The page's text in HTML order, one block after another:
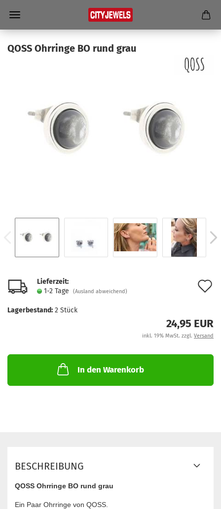
QOSS Ohr­rin­ge BO rund grau
Lieferzeit:
1-2 Tage
(Ausland abweichend)
Lagerbestand: 2 Stück
24,95 EUR
inkl. 19% MwSt. zzgl. Versand
In den Warenkorb
BESCHREIBUNG
QOSS Ohrringe BO rund grau
Ein Paar Ohrringe von QOSS.